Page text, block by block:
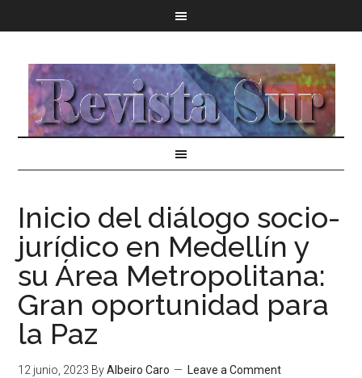
Inicio del diálogo socio-
jurídico en Medellín y
su Área Metropolitana:
Gran oportunidad para
la Paz
12 junio, 2023 ByAlbeiro Caro Leave a Comment